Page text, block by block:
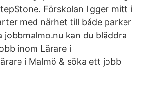
Förskolan ligger mitt i
med närhet till både parker
jobbmalmo.nu kan du bläddra
inom Lärare i
i Malmö & söka ett jobb